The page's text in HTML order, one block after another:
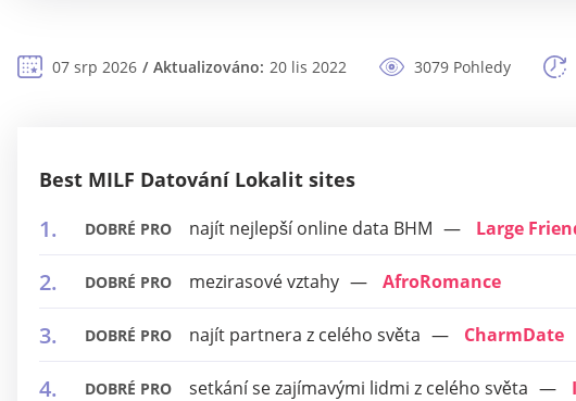
07 srp 2026 Aktualizováno: 20 lis 2022 3079 Pohledy
Best MILF Datování Lokalit sites
DOBRÉ PRO najít nejlepší online data BHM Large
DOBRÉ PRO mezirasové vztahy AfroRomance
DOBRÉ PRO najít partnera z celého světa CharmDate
DOBRÉ PRO setkání se zajímavými lidmi z celého světa